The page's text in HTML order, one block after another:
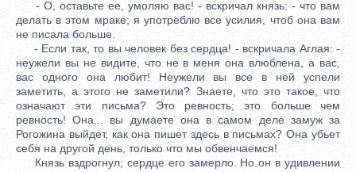
- О, оставьте ее, умоляю вас! - вскричал князь: - что вам
делать в этом мраке; я употреблю все усилия, чтоб она вам
не писала больше.
- Если так, то вы человек без сердца! - вскричала Аглая: -
неужели вы не видите, что не в меня она влюблена, а вас,
вас одного она любит! Неужели вы все в ней успели
заметить, а этого не заметили? Знаете, что это такое, что
означают эти письма? Это ревность; это больше чем
ревность! Она... вы думаете она в самом деле замуж за
Рогожина выйдет, как она пишет здесь в письмах? Она убьет
себя на другой день, только что мы обвенчаемся!
Князь вздрогнул; сердце его замерло. Но он в удивлении